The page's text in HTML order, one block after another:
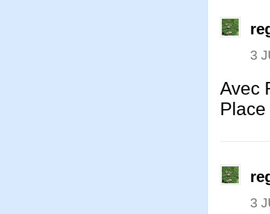
3
Avec
Place
3